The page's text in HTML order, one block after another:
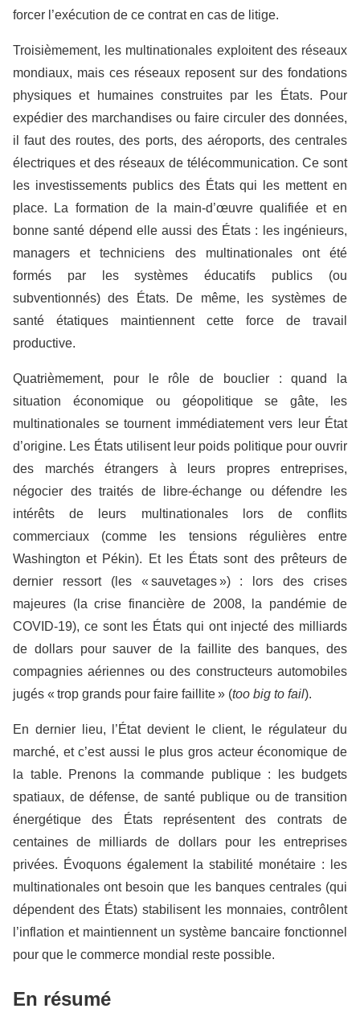
forcer l’exécution de ce contrat en cas de litige.
Troisièmement, les multinationales exploitent des réseaux
mondiaux, mais ces réseaux reposent sur des fondations
physiques et humaines construites par les États. Pour
expédier des marchandises ou faire circuler des données,
il faut des routes, des ports, des aéroports, des centrales
électriques et des réseaux de télécommunication. Ce sont
les investissements publics des États qui les mettent en
place. La formation de la main-d’œuvre qualifiée et en
bonne santé dépend elle aussi des États : les ingénieurs,
managers et techniciens des multinationales ont été
formés par les systèmes éducatifs publics (ou
subventionnés) des États. De même, les systèmes de
santé étatiques maintiennent cette force de travail
productive.
Quatrièmement, pour le rôle de bouclier : quand la
situation économique ou géopolitique se gâte, les
multinationales se tournent immédiatement vers leur État
d’origine. Les États utilisent leur poids politique pour ouvrir
des marchés étrangers à leurs propres entreprises,
négocier des traités de libre-échange ou défendre les
intérêts de leurs multinationales lors de conflits
commerciaux (comme les tensions régulières entre
Washington et Pékin). Et les États sont des prêteurs de
dernier ressort (les « sauvetages ») : lors des crises
majeures (la crise financière de 2008, la pandémie de
COVID-19), ce sont les États qui ont injecté des milliards
de dollars pour sauver de la faillite des banques, des
compagnies aériennes ou des constructeurs automobiles
jugés « trop grands pour faire faillite » (too big to fail).
En dernier lieu, l’État devient le client, le régulateur du
marché, et c’est aussi le plus gros acteur économique de
la table. Prenons la commande publique : les budgets
spatiaux, de défense, de santé publique ou de transition
énergétique des États représentent des contrats de
centaines de milliards de dollars pour les entreprises
privées. Évoquons également la stabilité monétaire : les
multinationales ont besoin que les banques centrales (qui
dépendent des États) stabilisent les monnaies, contrôlent
l’inflation et maintiennent un système bancaire fonctionnel
pour que le commerce mondial reste possible.
En résumé